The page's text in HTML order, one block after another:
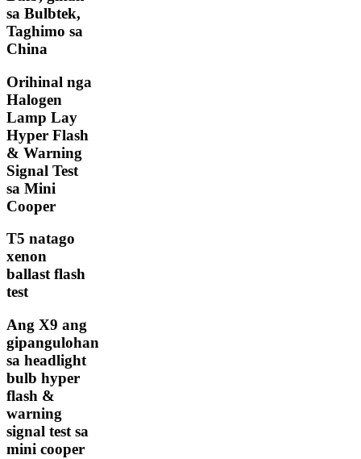
sa Bulbtek,
Taghimo sa
China
Orihinal nga
Halogen
Lamp Lay
Hyper Flash
& Warning
Signal Test
sa Mini
Cooper
T5 natago
xenon
ballast flash
test
Ang X9 ang
gipangulohan
sa headlight
bulb hyper
flash &
warning
signal test sa
mini cooper